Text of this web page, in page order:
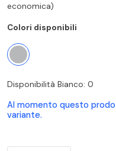
economica)
Colori disponibili
Disponibilità Bianco: 0
Al momento questo
variante.